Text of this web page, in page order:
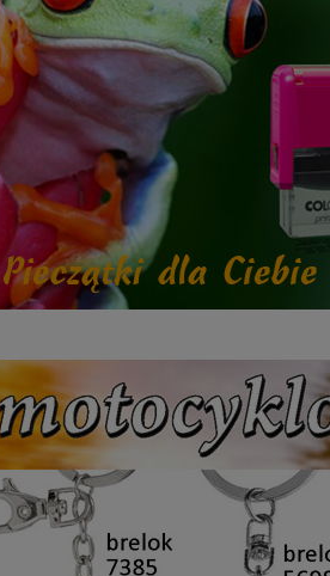
Puchar metalowy złoty 2100E
165,00 zł Dostępność: